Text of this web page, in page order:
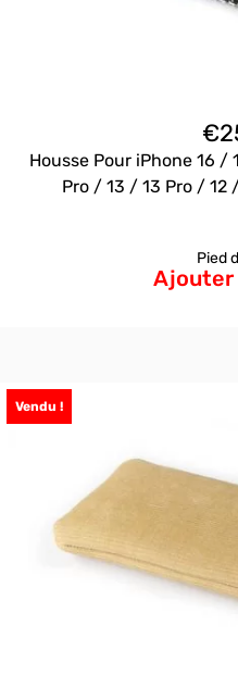
€
Housse Pour iPhone 16 /
Pro / 13 / 13 Pro / 12
Pied
Ajouter
Vendu !